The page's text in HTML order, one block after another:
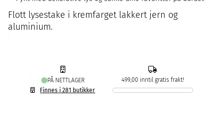
Flott lysestake i kremfarget lakkert jern og
aluminium.
PÅ NETTLAGER
Finnes i 281 butikker
499,00 inntil gratis frakt!